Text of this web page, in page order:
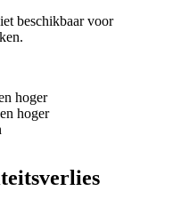
beschikbaar voor
hoger
hoger